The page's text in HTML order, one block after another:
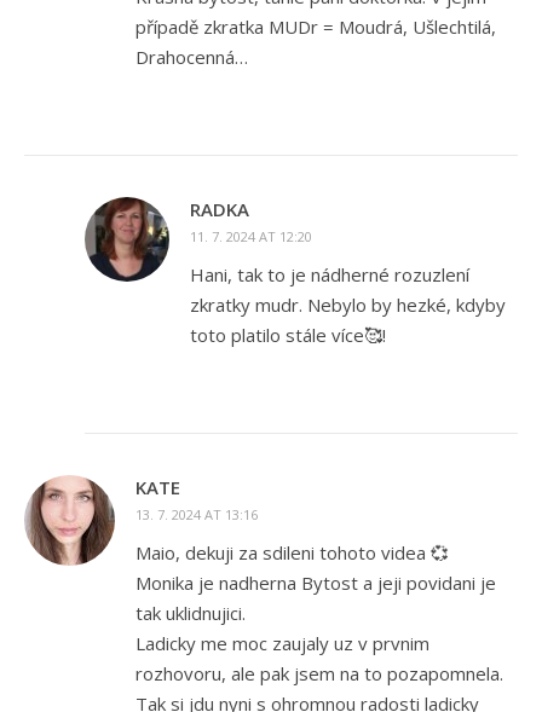
případě zkratka MUDr = Moudrá, Ušlechtilá,
Drahocenná…
RADKA
11. 7. 2024 AT 12:20
Hani, tak to je nádherné rozuzlení
zkratky mudr. Nebylo by hezké, kdyby
toto platilo stále více🥰!
KATE
13. 7. 2024 AT 13:16
Maio, dekuji za sdileni tohoto videa 💞
Monika je nadherna Bytost a jeji povidani je
tak uklidnujici.
Ladicky me moc zaujaly uz v prvnim
rozhovoru, ale pak jsem na to pozapomnela.
Tak si jdu nyni s ohromnou radosti ladicky